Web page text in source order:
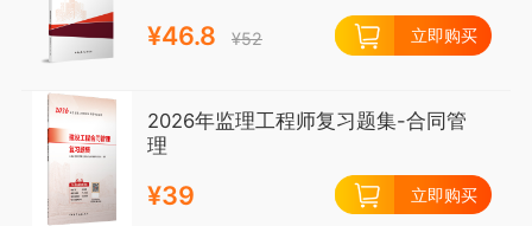
¥46.8 ¥52 立即购买
2026年监理工程师复习题集-合同管
理
¥39 立即购买